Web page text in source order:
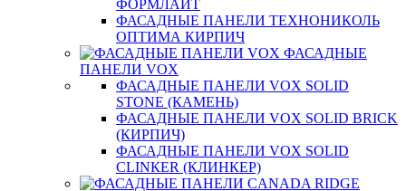
ФОРМЛАЙТ
ФАСАДНЫЕ ПАНЕЛИ ТЕХНОНИКОЛЬ
ОПТИМА КИРПИЧ
ФАСАДНЫЕ
ПАНЕЛИ VOX
ФАСАДНЫЕ ПАНЕЛИ VOX SOLID
STONE (КАМЕНЬ)
ФАСАДНЫЕ ПАНЕЛИ VOX SOLID BRICK
(КИРПИЧ)
ФАСАДНЫЕ ПАНЕЛИ VOX SOLID
CLINКER (КЛИНКЕР)